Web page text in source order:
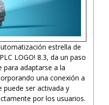
estrella de
LOGO! 8.3, da un paso
para adaptarse a la
una conexión a
puede ser activada y
por los usuarios.